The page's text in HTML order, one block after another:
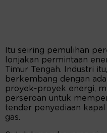
Itu seiring pemulihan
lonjakan permintaan
Timur Tengah. Industri
berkembang dengan
proyek-proyek energi,
perseroan untuk
tender penyediaan
gas.